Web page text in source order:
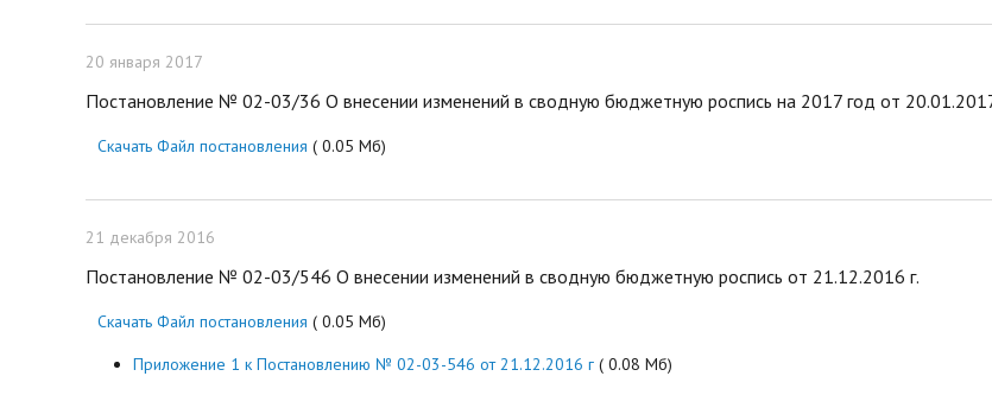
20 января 2017
Постановление № 02-03/36 О внесении изменений в сводную бюджетную роспись на 2017 год от
Скачать Файл постановления ( 0.05 Мб)
21 декабря 2016
Постановление № 02-03/546 О внесении изменений в сводную бюджетную роспись от 21.12.2016 г.
Скачать Файл постановления ( 0.05 Мб)
Приложение 1 к Постановлению № 02-03-546 от 21.12.2016 г ( 0.08 Мб)